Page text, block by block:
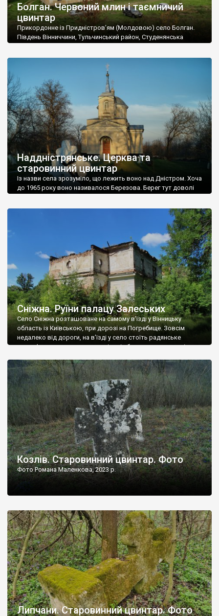
Болган. Червоний млин і таємничий
цвинтар
Прикордонне із Придністров’ям (Молдовою) село Болган.
Південь Вінниччини, Тульчинський район, Студенянська
старовинний цвинтар із кам’яними хрестами. Всі епітафії, які
збереглися, написані кирилицею, церковнослов’янською
мовою. За всіма традиційними ознаками – цвинтар
український. Хрести датуються 19 століттям. У 1924-1940
роках Болган […]
Наддністрянське. Церква та
старовинний цвинтар
Із назви села зрозуміло, що лежить воно над Дністром. Хоча
до 1965 року воно називалося Березова. Берег тут доволі
Наддністрянське відрізняється від більшості навколишніх
сіл. У селі є мурована Михайлівська церква. Точної дати […]
Сніжна. Руїни палацу Залеських
Село Сніжна розташоване на самому в’їзді у Вінницьку
область із Київською, при дорозі на Погребище. Зовсім
недалеко від дороги, на в’їзді у село стоїть радянське
рельєфне пано, яке показує жінку і яблуню, а трохи далі, десь
не видно, але видно дві стареньких колії у траві – […]
Козлів. Старовинний цвинтар. Фото
Фото Романа Маленкова, 2023 р.
Липчани. Старовинний цвинтар. Фото